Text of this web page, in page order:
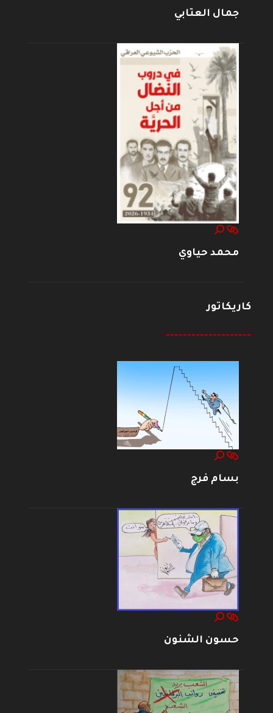
جمال العتابي
محمد حياوي
كاريكاتور
--------------------
بسام فرج
حسون الشنون